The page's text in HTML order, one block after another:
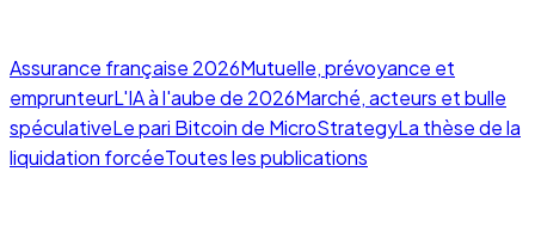
Assurance française 2026Mutuelle, prévoyance et
emprunteurL'IA à l'aube de 2026Marché, acteurs et bulle
spéculativeLe pari Bitcoin de MicroStrategyLa thèse de la
liquidation forcéeToutes les publications